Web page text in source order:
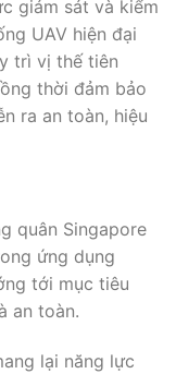
giám sát và kiểm
UAV hiện đại
trì vị thế tiên
thời đảm bảo
ra an toàn, hiệu
quân Singapore
ứng dụng
tới mục tiêu
an toàn.
lại năng lực